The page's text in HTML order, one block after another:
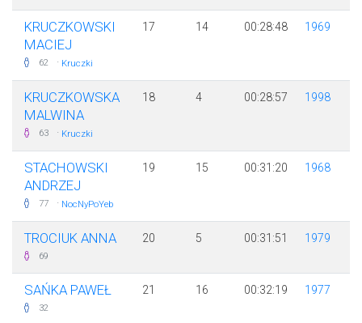
KRUCZKOWSKI
MACIEJ
62 · Kruczki
17 14 00:28:48 1969
KRUCZKOWSKA
MALWINA
63 · Kruczki
18 4 00:28:57 1998
STACHOWSKI
ANDRZEJ
77 · NocNyPoYeb
19 15 00:31:20 1968
TROCIUK ANNA
69
20 5 00:31:51 1979
SAŃKA PAWEŁ
32
21 16 00:32:19 1977